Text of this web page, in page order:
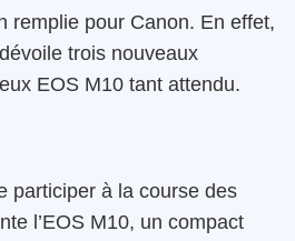
remplie pour Canon. En effet,
trois nouveaux
EOS M10 tant attendu.
participer à la course des
l’EOS M10, un compact